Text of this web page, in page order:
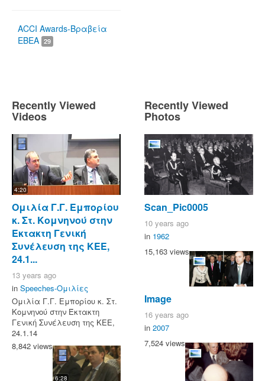
ACCI Awards-Βραβεία
ΕΒΕΑ 29
Recently Viewed
Videos
4:20
Ομιλία Γ.Γ. Εμπορίου
κ. Στ. Κομνηνού στην
Έκτακτη Γενική
Συνέλευση της ΚΕΕ,
24.1...
13 years ago
in Speeches-Ομιλίες
Ομιλία Γ.Γ. Εμπορίου κ. Στ.
Κομνηνού στην Έκτακτη
Γενική Συνέλευση της ΚΕΕ,
24.1.14
8,842 views
6:28
Recently Viewed
Photos
Scan_Pic0005
10 years ago
in 1962
15,163 views
Image
16 years ago
in 2007
7,524 views